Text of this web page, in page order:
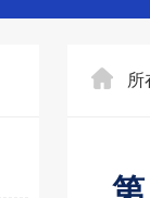
所